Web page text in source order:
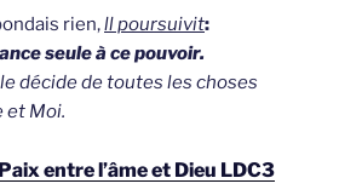
rien,ll poursuivit:
seule à ce pouvoir.
décide de toutes les choses
et Moi.
entre l’âme et Dieu LDC3